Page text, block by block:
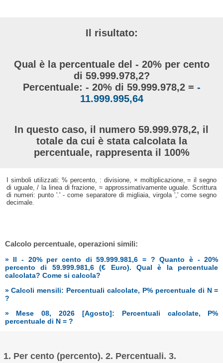
Il risultato:
Qual è la percentuale del - 20% per cento
di 59.999.978,2?
Percentuale: - 20% di 59.999.978,2 = -
11.999.995,64
In questo caso, il numero 59.999.978,2, il
totale da cui è stata calcolata la
percentuale, rappresenta il 100%
I simboli utilizzati: % percento, : divisione, × moltiplicazione, = il segno
di uguale, / la linea di frazione, ≈ approssimativamente uguale. Scrittura
di numeri: punto '.' - come separatore di migliaia, virgola ',' come segno
decimale.
Calcolo percentuale, operazioni simili:
» Il - 20% per cento di 59.999.981,6 = ? Quanto è - 20%
percento di 59.999.981,6 (€ Euro). Qual è la percentuale
calcolata? Come si calcola?
» Calcoli mensili: Percentuali calcolate, P% percentuale di N =
?
» Mese 08, 2026 [Agosto]: Percentuali calcolate, P%
percentuale di N = ?
1. Per cento (percento). 2. Percentuali. 3.